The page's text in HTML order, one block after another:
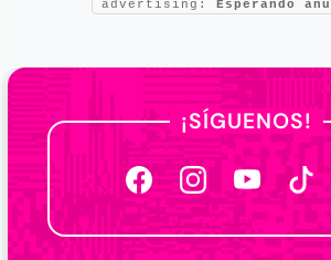
advertising: Esperando
¡SÍGUENOS!